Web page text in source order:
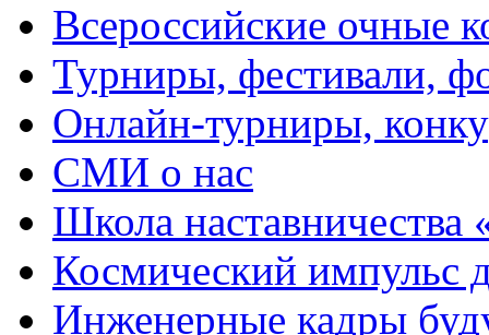
Всероссийские очные
Турниры, фестивали,
Онлайн-турниры,
СМИ о нас
Школа
Космический импульс
Инженерные кадры